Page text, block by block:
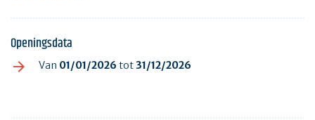
Openingsdata
Van 01/01/2026 tot31/12/2026